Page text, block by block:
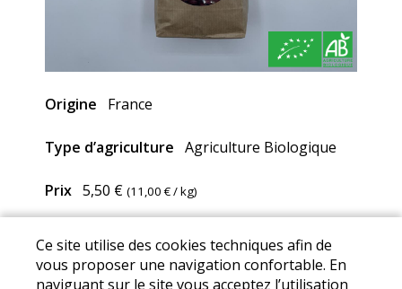
Origine France
Type d’agriculture Agriculture Biologique
Prix 5,50 € (11,00 €/ kg)
Mentions LégalesIConditions Générales de Ventes
Ce site utilise des cookies techniques afin de
vous proposer une navigation confortable. En
naviguant sur le site vous acceptez l’utilisation